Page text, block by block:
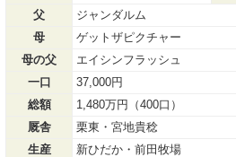
父
ジャンダルム
母
ゲットザピクチャー
母の父
エイシンフラッシュ
一口
37,000円
総額
1,480万円（400口）
厩舎
栗東・宮地貴稔
生産
新ひだか・前田牧場